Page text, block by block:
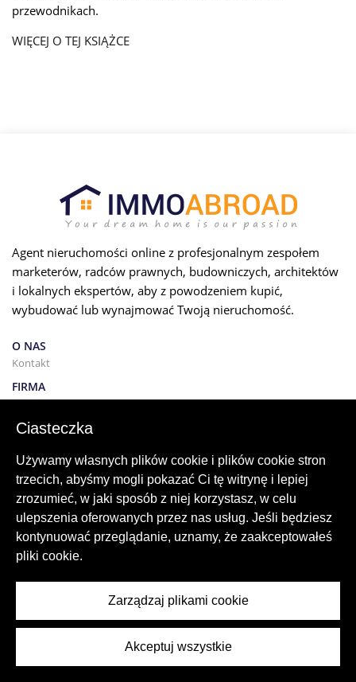
przewodnikach.
WIĘCEJ O TEJ KSIĄŻCE
Agent nieruchomości online z profesjonalnym zespołem
marketerów, radców prawnych, budowniczych, architektów
i lokalnych ekspertów, aby z powodzeniem kupić,
wybudować lub wynajmować Twoją nieruchomość.
O NAS
Kontakt
FIRMA
Współpraca
Marketing online
Kariera
Polityka prywatności — wyłączenie odpowiedzialności
Warunki wynajmu
BUDYNEK
Projektowanie
KUPNO I SPRZEDAŻ
Kupowanie domu
Usługa wyszukiwania
BLOG
Ciasteczka
Używamy własnych plików cookie i plików cookie stron
trzecich, abyśmy mogli pokazać Ci tę witrynę i lepiej
zrozumieć, w jaki sposób z niej korzystasz, w celu
ulepszenia oferowanych przez nas usług. Jeśli będziesz
kontynuować przeglądanie, uznamy, że zaakceptowałeś
pliki cookie.
Zarządzaj plikami cookie
Akceptuj wszystkie